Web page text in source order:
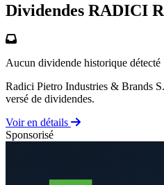
Dividendes RADICI
Aucun dividende historique détecté
Radici Pietro Industries & Brands
versé de dividendes.
Voir en détails
Sponsorisé